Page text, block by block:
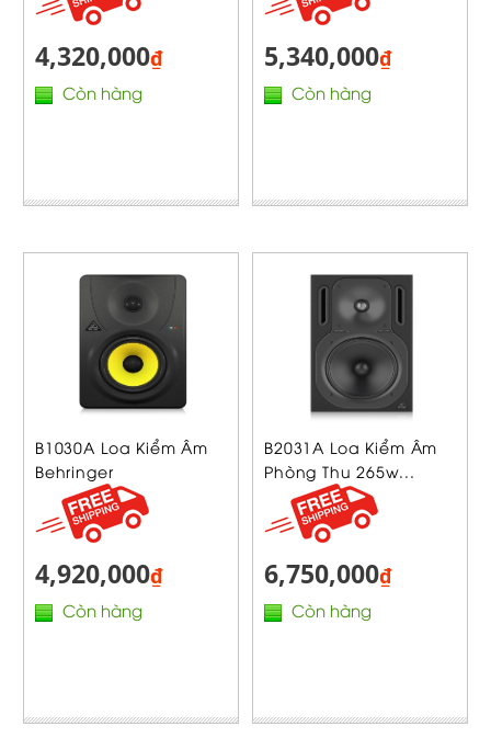
4,320,000₫
Còn hàng
5,340,000₫
Còn hàng
B1030A Loa Kiểm Âm
Behringer
4,920,000₫
Còn hàng
B2031A Loa Kiểm Âm
Phòng Thu 265w...
6,750,000₫
Còn hàng